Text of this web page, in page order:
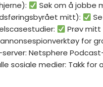
Søk om å jobbe
mitt):
Prøv
for
Netsphere
sosiale medier: Takk for